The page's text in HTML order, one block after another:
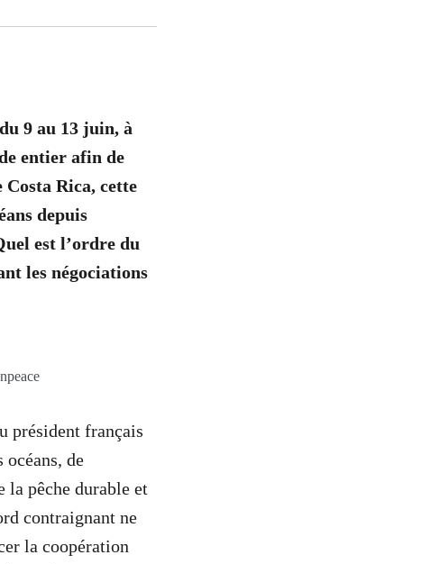
9 au 13 juin, à
entier afin de
Rica, cette
depuis
est l’ordre du
les négociations
président français
de
la pêche durable et
contraignant ne
la coopération